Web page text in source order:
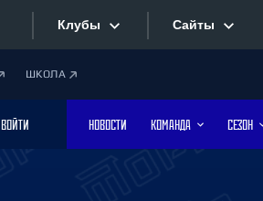
Клубы
Дивизион Боброва
Лада
Сайты
ШКОЛА
ВОЙТИ НОВОСТИ КОМАНДА СЕЗОН